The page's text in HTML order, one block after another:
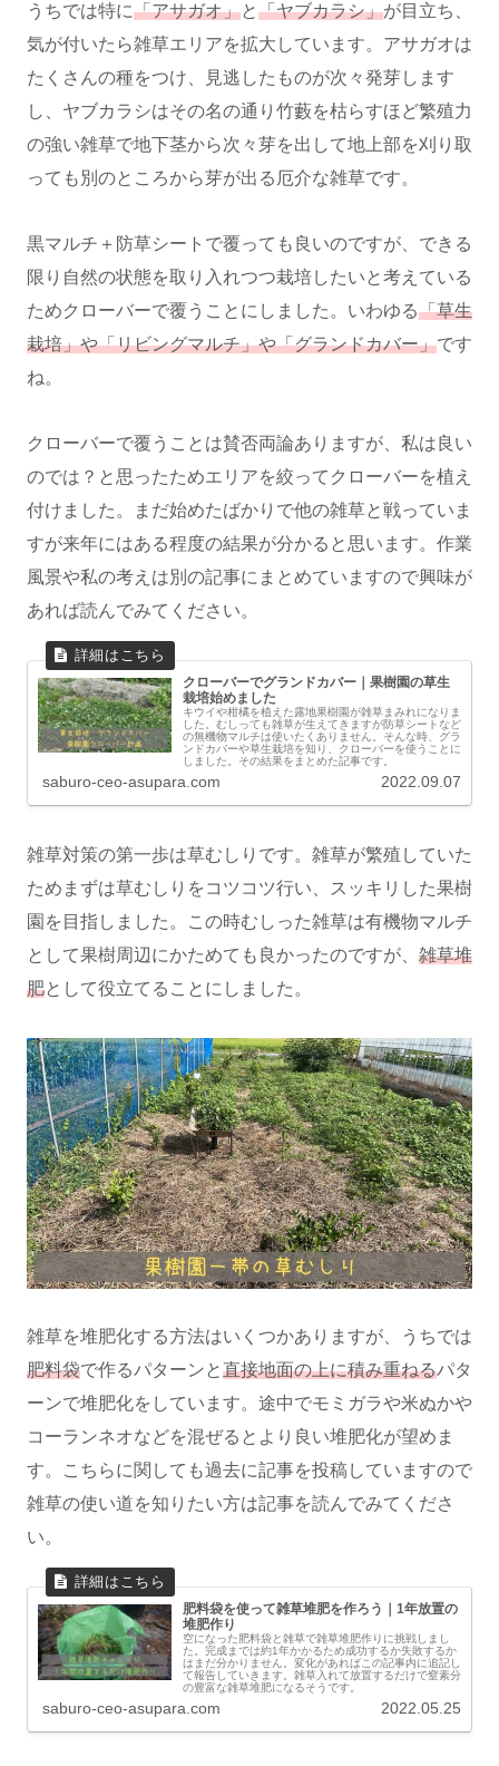
うちでは特に「アサガオ」と「ヤブカラシ」が目立ち、
気が付いたら雑草エリアを拡大しています。アサガオは
たくさんの種をつけ、見逃したものが次々発芽します
し、ヤブカラシはその名の通り竹藪を枯らすほど繁殖力
の強い雑草で地下茎から次々芽を出して地上部を刈り取
っても別のところから芽が出る厄介な雑草です。
黒マルチ＋防草シートで覆っても良いのですが、できる
限り自然の状態を取り入れつつ栽培したいと考えている
ためクローバーで覆うことにしました。いわゆる「草生
栽培」や「リビングマルチ」や「グランドカバー」です
ね。
クローバーで覆うことは賛否両論ありますが、私は良い
のでは？と思ったためエリアを絞ってクローバーを植え
付けました。まだ始めたばかりで他の雑草と戦っていま
すが来年にはある程度の結果が分かると思います。作業
風景や私の考えは別の記事にまとめていますので興味が
あれば読んでみてください。
クローバーでグランドカバー｜果樹園の草生
栽培始めました
キウイや柑橘を植えた露地果樹園が雑草まみれになりま
した。むしっても雑草が生えてきますが防草シートなど
の無機物マルチは使いたくありません。そんな時、グラ
ンドカバーや草生栽培を知り、クローバーを使うことに
しました。その結果をまとめた記事です。
saburo-ceo-asupara.com 2022.09.07
雑草対策の第一歩は草むしりです。雑草が繁殖していた
ためまずは草むしりをコツコツ行い、スッキリした果樹
園を目指しました。この時むしった雑草は有機物マルチ
として果樹周辺にかためても良かったのですが、 雑草堆
肥として役立てることにしました。
雑草を堆肥化する方法はいくつかありますが、うちでは
肥料袋で作るパターンと直接地面の上に積み重ねるパタ
ーンで堆肥化をしています。途中でモミガラや米ぬかや
コーランネオなどを混ぜるとより良い堆肥化が望めま
す。こちらに関しても過去に記事を投稿していますので
雑草の使い道を知りたい方は記事を読んでみてくださ
い。
肥料袋を使って雑草堆肥を作ろう｜1年放置の
堆肥作り
空になった肥料袋と雑草で雑草堆肥作りに挑戦しまし
た。完成までは約1年かかるため成功するか失敗するか
はまだ分かりません。変化があればこの記事内に追記し
て報告していきます。雑草入れて放置するだけで窒素分
の豊富な雑草堆肥になるそうです。
saburo-ceo-asupara.com 2022.05.25